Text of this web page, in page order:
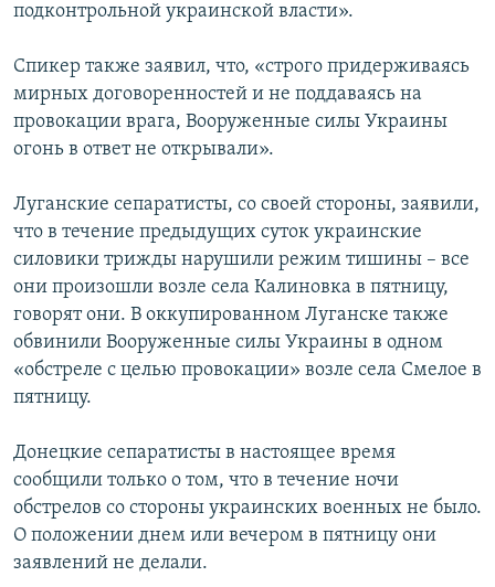
подконтрольной украинской власти».
Спикер также заявил, что, «строго придерживаясь
мирных договоренностей и не поддаваясь на
провокации врага, Вооруженные силы Украины
огонь в ответ не открывали».
Луганские сепаратисты, со своей стороны, заявили,
что в течение предыдущих суток украинские
силовики трижды нарушили режим тишины – все
они произошли возле села Калиновка в пятницу,
говорят они. В оккупированном Луганске также
обвинили Вооруженные силы Украины в одном
«обстреле с целью провокации» возле села Смелое в
пятницу.
Донецкие сепаратисты в настоящее время
сообщили только о том, что в течение ночи
обстрелов со стороны украинских военных не было.
О положении днем или вечером в пятницу они
заявлений не делали.